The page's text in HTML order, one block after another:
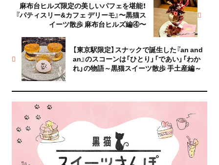
【東京駅限定】スナックで誕生した『an and
an』のスコーンは「ひとり」「であい」「わか
れ」の物語～黒猫スイーツ散歩 手土産編～
麻布台ヒルズ限定の美しいパフェを堪能！
『パティスリー&カフェ デリーモ』〜黒猫ス
イーツ散歩 麻布台ヒルズ編④〜